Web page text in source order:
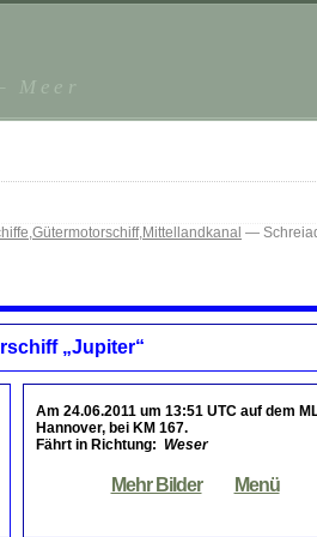
Meer
,Gütermotorschiff,Mittellandkanal —
„Jupiter“
Am 24.06.2011 um 13:51 UTC auf dem
Hannover, bei KM 167.
Fährt in Richtung: Weser
Mehr Bilder Menü